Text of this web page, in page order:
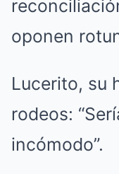
oponen
Lucerito, su
rodeos:
incómodo”.